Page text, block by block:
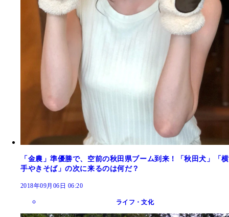
「金農」準優勝で、空前の秋田県ブーム到来！「秋田犬」「横
手やきそば」の次に来るのは何だ？
2018年09月06日 06:20
ライフ・文化